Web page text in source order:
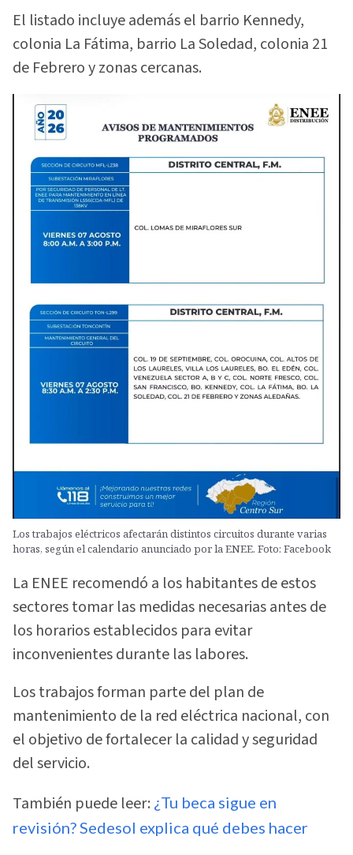
El listado incluye además el barrio Kennedy,
colonia La Fátima, barrio La Soledad, colonia 21
de Febrero y zonas cercanas.
Los trabajos eléctricos afectarán distintos circuitos durante varias
horas, según el calendario anunciado por la ENEE. Foto: Facebook
La ENEE recomendó a los habitantes de estos
sectores tomar las medidas necesarias antes de
los horarios establecidos para evitar
inconvenientes durante las labores.
Los trabajos forman parte del plan de
mantenimiento de la red eléctrica nacional, con
el objetivo de fortalecer la calidad y seguridad
del servicio.
También puede leer: ¿Tu beca sigue en
revisión? Sedesol explica qué debes hacer